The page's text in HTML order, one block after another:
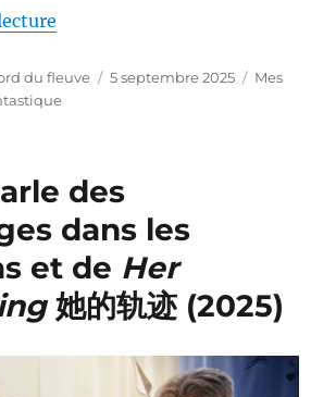
du fleuve
Publié
5 septembre 2025 Catégories
Mes
des
dans les
et de Her
她的轨迹 (2025)